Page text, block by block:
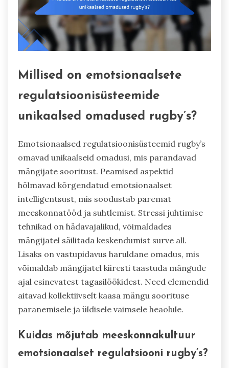
Millised on emotsionaalsete
regulatsioonisüsteemide
unikaalsed omadused rugby’s?
Emotsionaalsed regulatsioonisüsteemid rugby’s
omavad unikaalseid omadusi, mis parandavad
mängijate sooritust. Peamised aspektid
hõlmavad kõrgendatud emotsionaalset
intelligentsust, mis soodustab paremat
meeskonnatööd ja suhtlemist. Stressi juhtimise
tehnikad on hädavajalikud, võimaldades
mängijatel säilitada keskendumist surve all.
Lisaks on vastupidavus haruldane omadus, mis
võimaldab mängijatel kiiresti taastuda mängude
ajal esinevatest tagasilöökidest. Need elemendid
aitavad kollektiivselt kaasa mängu soorituse
paranemisele ja üldisele vaimsele heaolule.
Kuidas mõjutab meeskonnakultuur
emotsionaalset regulatsiooni rugby’s?